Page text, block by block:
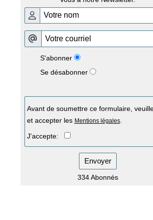
S'abonner
Se désabonner
Avant de soumettre ce formulaire,
et accepter les Mentions légales.
J'accepte:
Envoyer
334 Abonnés